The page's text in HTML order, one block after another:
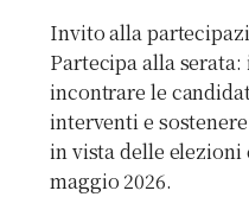
Invito alla
Partecipa alla
incontrare le
interventi e
in vista delle elezioni
maggio 2026.